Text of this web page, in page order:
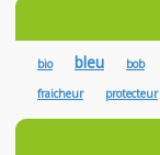
bio bleu bob
fraicheur protecteur